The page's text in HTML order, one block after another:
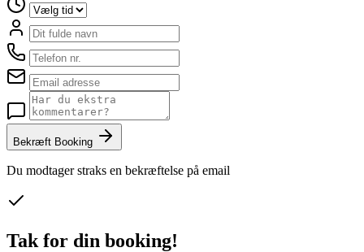
Bekræft Booking
Du modtager straks en bekræftelse på email
Tak for din booking!